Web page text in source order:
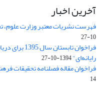
آخرین اخبار
فهرست نشریات معتبر وزارت علوم،
10-27
فراخوان
رایانه‌ای"1394-10-27
فراخوان مقاله فصلنامه تحقیقات فرهنگی
14